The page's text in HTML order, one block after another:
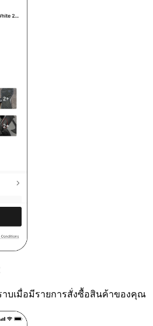
าบเมื่อมีรายการสั่งซื้อสินค้าของคุณ